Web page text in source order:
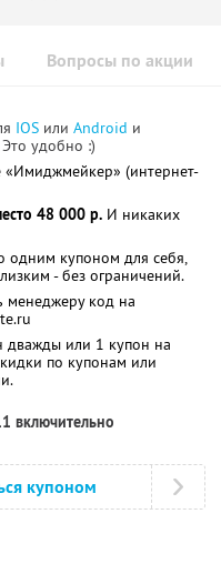
Вопросы по акции
IOS или Android и
удобно :)
«Имиджмейкер» (интернет-
48 000 р. И никаких
одним купоном для себя,
- без ограничений.
менеджеру код на
дважды или 1 купон на
по купонам или
включительно
купоном